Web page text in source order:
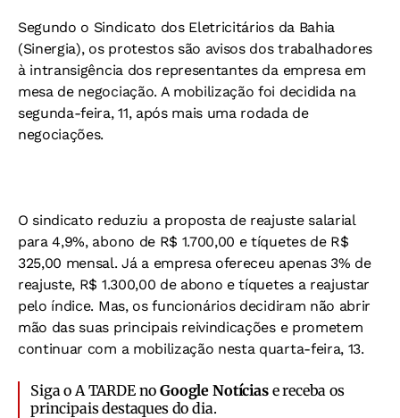
Segundo o Sindicato dos Eletricitários da Bahia
(Sinergia), os protestos são avisos dos trabalhadores
à intransigência dos representantes da empresa em
mesa de negociação. A mobilização foi decidida na
segunda-feira, 11, após mais uma rodada de
negociações.
O sindicato reduziu a proposta de reajuste salarial
para 4,9%, abono de R$ 1.700,00 e tíquetes de R$
325,00 mensal. Já a empresa ofereceu apenas 3% de
reajuste, R$ 1.300,00 de abono e tíquetes a reajustar
pelo índice. Mas, os funcionários decidiram não abrir
mão das suas principais reivindicações e prometem
continuar com a mobilização nesta quarta-feira, 13.
Siga o A TARDE noGoogle Notíciase receba os
principais destaques do dia.